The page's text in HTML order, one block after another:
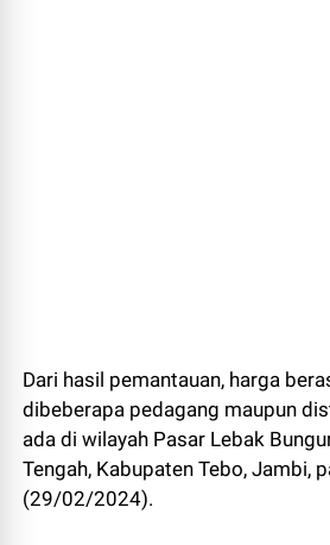
Dari hasil pemantauan, harga
dibeberapa pedagang maupun
ada di wilayah Pasar Lebak
Tengah, Kabupaten Tebo, Jambi,
(29/02/2024).